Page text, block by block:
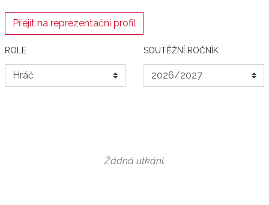
Přejít na reprezentační profil
ROLE SOUTĚŽNÍ ROČNÍK
Žádná utkání.